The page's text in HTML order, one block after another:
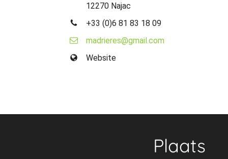
12270 Najac
+33 (0)6 81 83 18 09
madrieres@gmail.com
Website
Plaats